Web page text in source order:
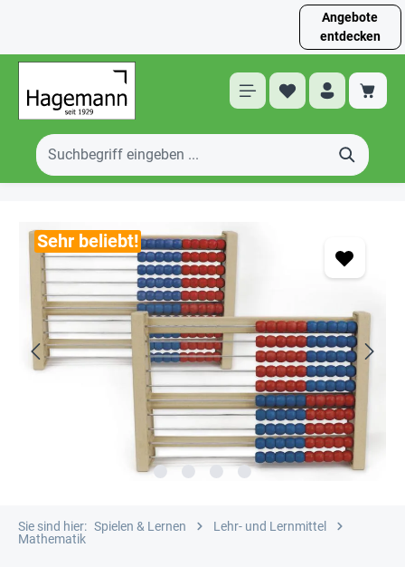
Angebote
entdecken
Sehr beliebt!
Sie sind hier: Spielen & Lernen
Lehr- und Lernmittel
Mathematik